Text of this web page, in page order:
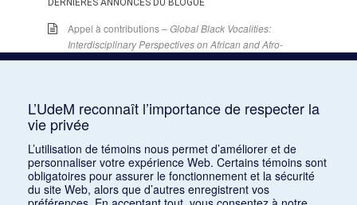
DERNIÈRES ANNONCES DU BLOGUE
Appel à contributions –Global Black Vocalities:
Interdisciplinary Perspectives on African and Afro-
descendant Expressive Cultures– 15 décembre
Appel de conférences – « Expressions sonores de
la violence et transformations technologiques
dans le cinéma européen, des années 1970 à la
transition numérique » – 30 septembre 2026
15 juin 2026
L’UdeM reconnaît l’importance de respecter la
vie privée
L’utilisation de témoins nous permet d’améliorer et de
personnaliser votre expérience Web. Certains témoins sont
obligatoires pour assurer le fonctionnement et la sécurité
du site Web, alors que d’autres enregistrent vos